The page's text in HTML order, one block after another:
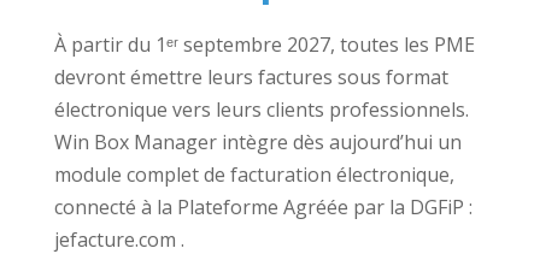
À partir du 1ᵉʳ septembre 2027, toutes les PME
devront émettre leurs factures sous format
électronique vers leurs clients professionnels.
Win Box Manager intègre dès aujourd’hui un
module complet de facturation électronique,
connecté à la Plateforme Agréée par la DGFiP :
jefacture.com .